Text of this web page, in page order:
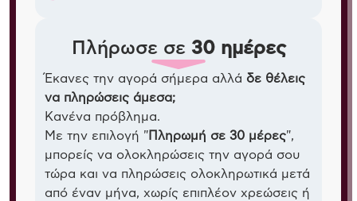
Πλήρωσε σε 30 ημέρες
Έκανες την αγορά σήμερα αλλά δε θέλεις
να πληρώσεις άμεσα;
Κανένα πρόβλημα.
Με την επιλογή " Πληρωμή σε 30 μέρες",
μπορείς να ολοκληρώσεις την αγορά σου
τώρα και να πληρώσεις ολοκληρωτικά μετά
από έναν μήνα, χωρίς επιπλέον χρεώσεις ή